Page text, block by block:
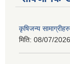
कृषिजन्य
मिति: 08/07/